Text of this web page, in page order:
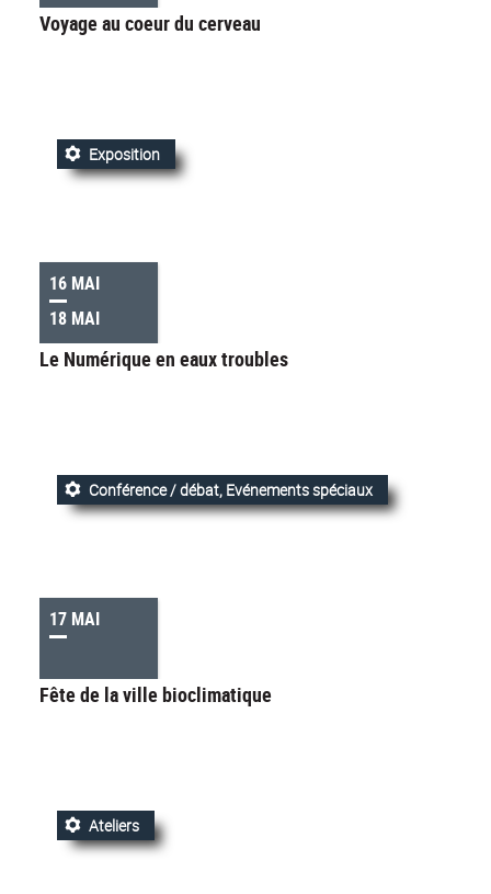
Voyage au coeur du cerveau
16 MAI
18 MAI
Exposition
Le Numérique en eaux troubles
17 MAI
Conférence / débat, Evénements spéciaux
Fête de la ville bioclimatique
Ateliers